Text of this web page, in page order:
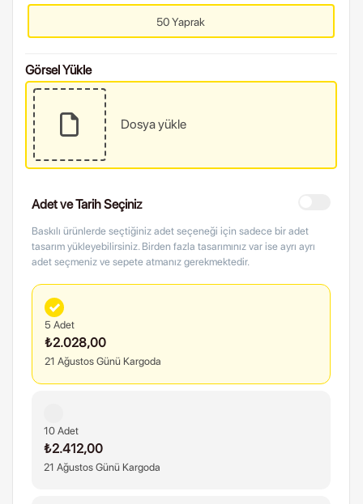
50 Yaprak
Görsel Yükle
Dosya yükle
Adet ve Tarih Seçiniz
Baskılı ürünlerde seçtiğiniz adet seçeneği için sadece bir adet
tasarım yükleyebilirsiniz. Birden fazla tasarımınız var ise ayrı ayrı
adet seçmeniz ve sepete atmanız gerekmektedir.
5 Adet
₺2.028,00
21 Ağustos Günü Kargoda
10 Adet
₺2.412,00
21 Ağustos Günü Kargoda